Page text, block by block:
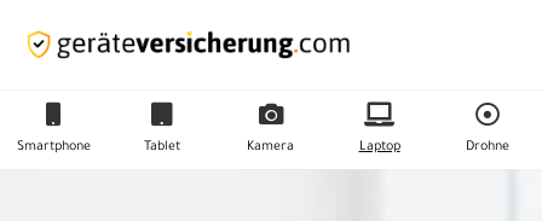
Smartphone Tablet Kamera Laptop Drohne